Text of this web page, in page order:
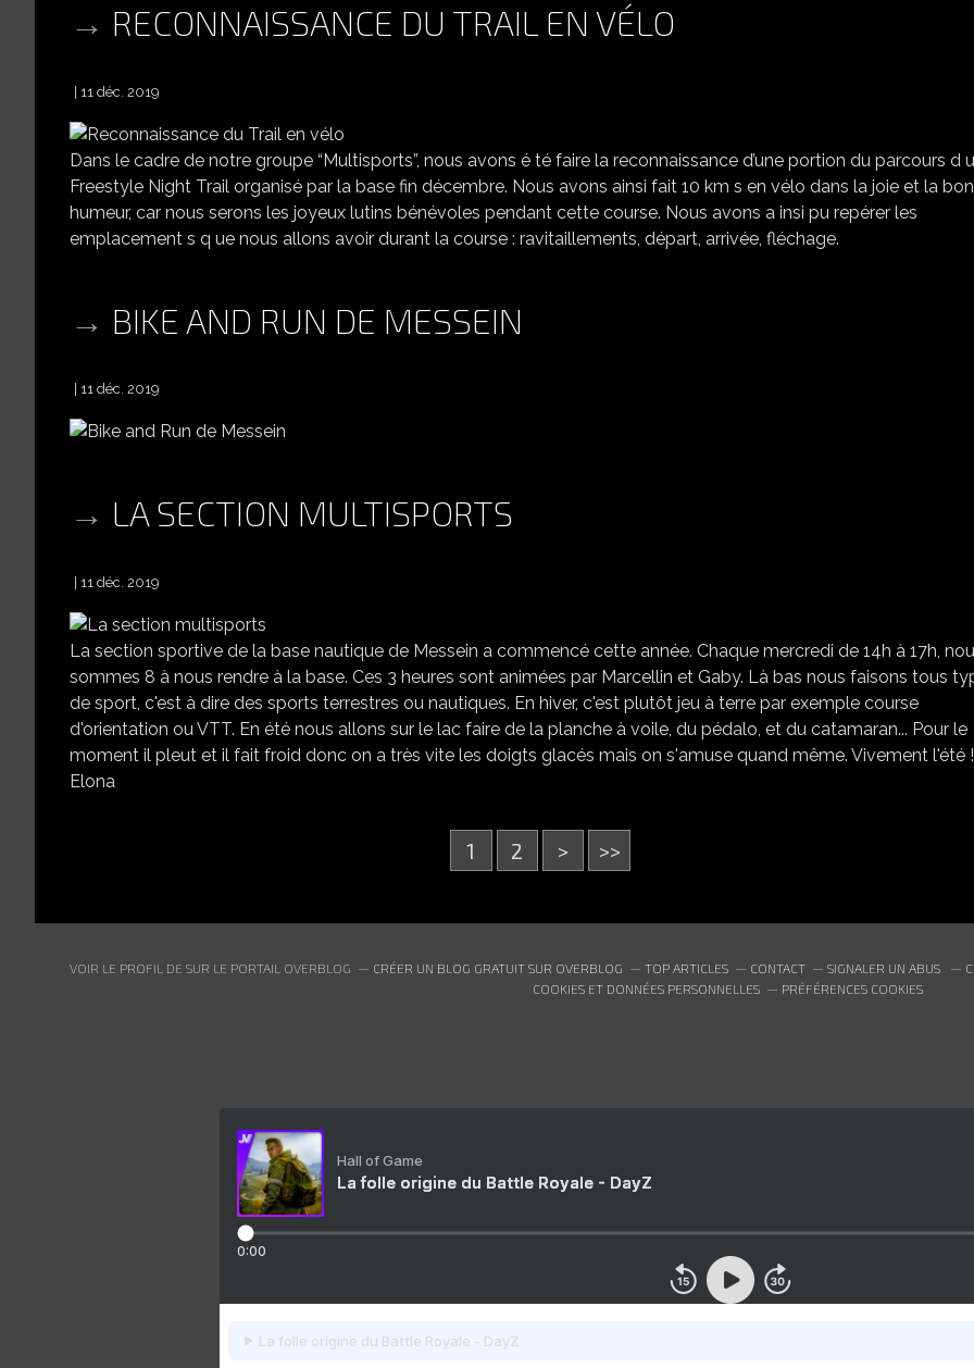
RECONNAISSANCE DU TRAIL EN VÉLO
11 déc. 2019
Dans le cadre de notre groupe “Multisports”, nous avons é té faire la reconnaissance d’une portion du parcours d u
Freestyle Night Trail organisé par la base fin décembre. Nous avons ainsi fait 10 km s en vélo dans la joie et la
humeur, car nous serons les joyeux lutins bénévoles pendant cette course. Nous avons a insi pu repérer les
emplacement s q ue nous allons avoir durant la course : ravitaillements, départ, arrivée, fléchage.
BIKE AND RUN DE MESSEIN
11 déc. 2019
LA SECTION MULTISPORTS
11 déc. 2019
La section sportive de la base nautique de Messein a commencé cette année. Chaque mercredi de 14h à 17h,
sommes 8 à nous rendre à la base. Ces 3 heures sont animées par Marcellin et Gaby. Là bas nous faisons tous
de sport, c'est à dire des sports terrestres ou nautiques. En hiver, c'est plutôt jeu à terre par exemple course
d'orientation ou VTT. En été nous allons sur le lac faire de la planche à voile, du pédalo, et du catamaran... Pour le
moment il pleut et il fait froid donc on a très vite les doigts glacés mais on s'amuse quand même. Vivement l'été
Elona
1 2 > >>
VOIR LE PROFIL DE SUR LE PORTAIL OVERBLOG CRÉER UN BLOG GRATUIT SUR OVERBLOG TOP ARTICLES CONTACT SIGNALER UN ABUS
COOKIES ET DONNÉES PERSONNELLES
PRÉFÉRENCES COOKIES
Hall of Game
La folle origine du Battle Royale - DayZ
0:00
La folle origine du Battle Royale - DayZ